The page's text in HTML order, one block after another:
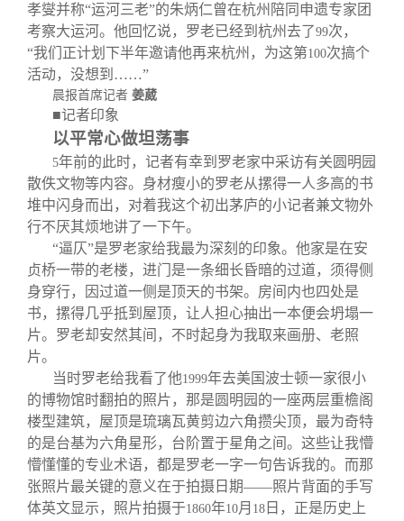
孝燮并称“运河三老”的朱炳仁曾在杭州陪同申遗专家团
考察大运河。他回忆说，罗老已经到杭州去了99次，
“我们正计划下半年邀请他再来杭州，为这第100次搞个
活动，没想到……”
晨报首席记者 姜葳
■记者印象
以平常心做坦荡事
5年前的此时，记者有幸到罗老家中采访有关圆明园
散佚文物等内容。身材瘦小的罗老从摞得一人多高的书
堆中闪身而出，对着我这个初出茅庐的小记者兼文物外
行不厌其烦地讲了一下午。
“逼仄”是罗老家给我最为深刻的印象。他家是在安
贞桥一带的老楼，进门是一条细长昏暗的过道，须得侧
身穿行，因过道一侧是顶天的书架。房间内也四处是
书，摞得几乎抵到屋顶，让人担心抽出一本便会坍塌一
片。罗老却安然其间，不时起身为我取来画册、老照
片。
当时罗老给我看了他1999年去美国波士顿一家很小
的博物馆时翻拍的照片，那是圆明园的一座两层重檐阁
楼型建筑，屋顶是琉璃瓦黄剪边六角攒尖顶，最为奇特
的是台基为六角星形，台阶置于星角之间。这些让我懵
懵懂懂的专业术语，都是罗老一字一句告诉我的。而那
张照片最关键的意义在于拍摄日期——照片背面的手写
体英文显示，照片拍摄于1860年10月 18 日，正是历史上